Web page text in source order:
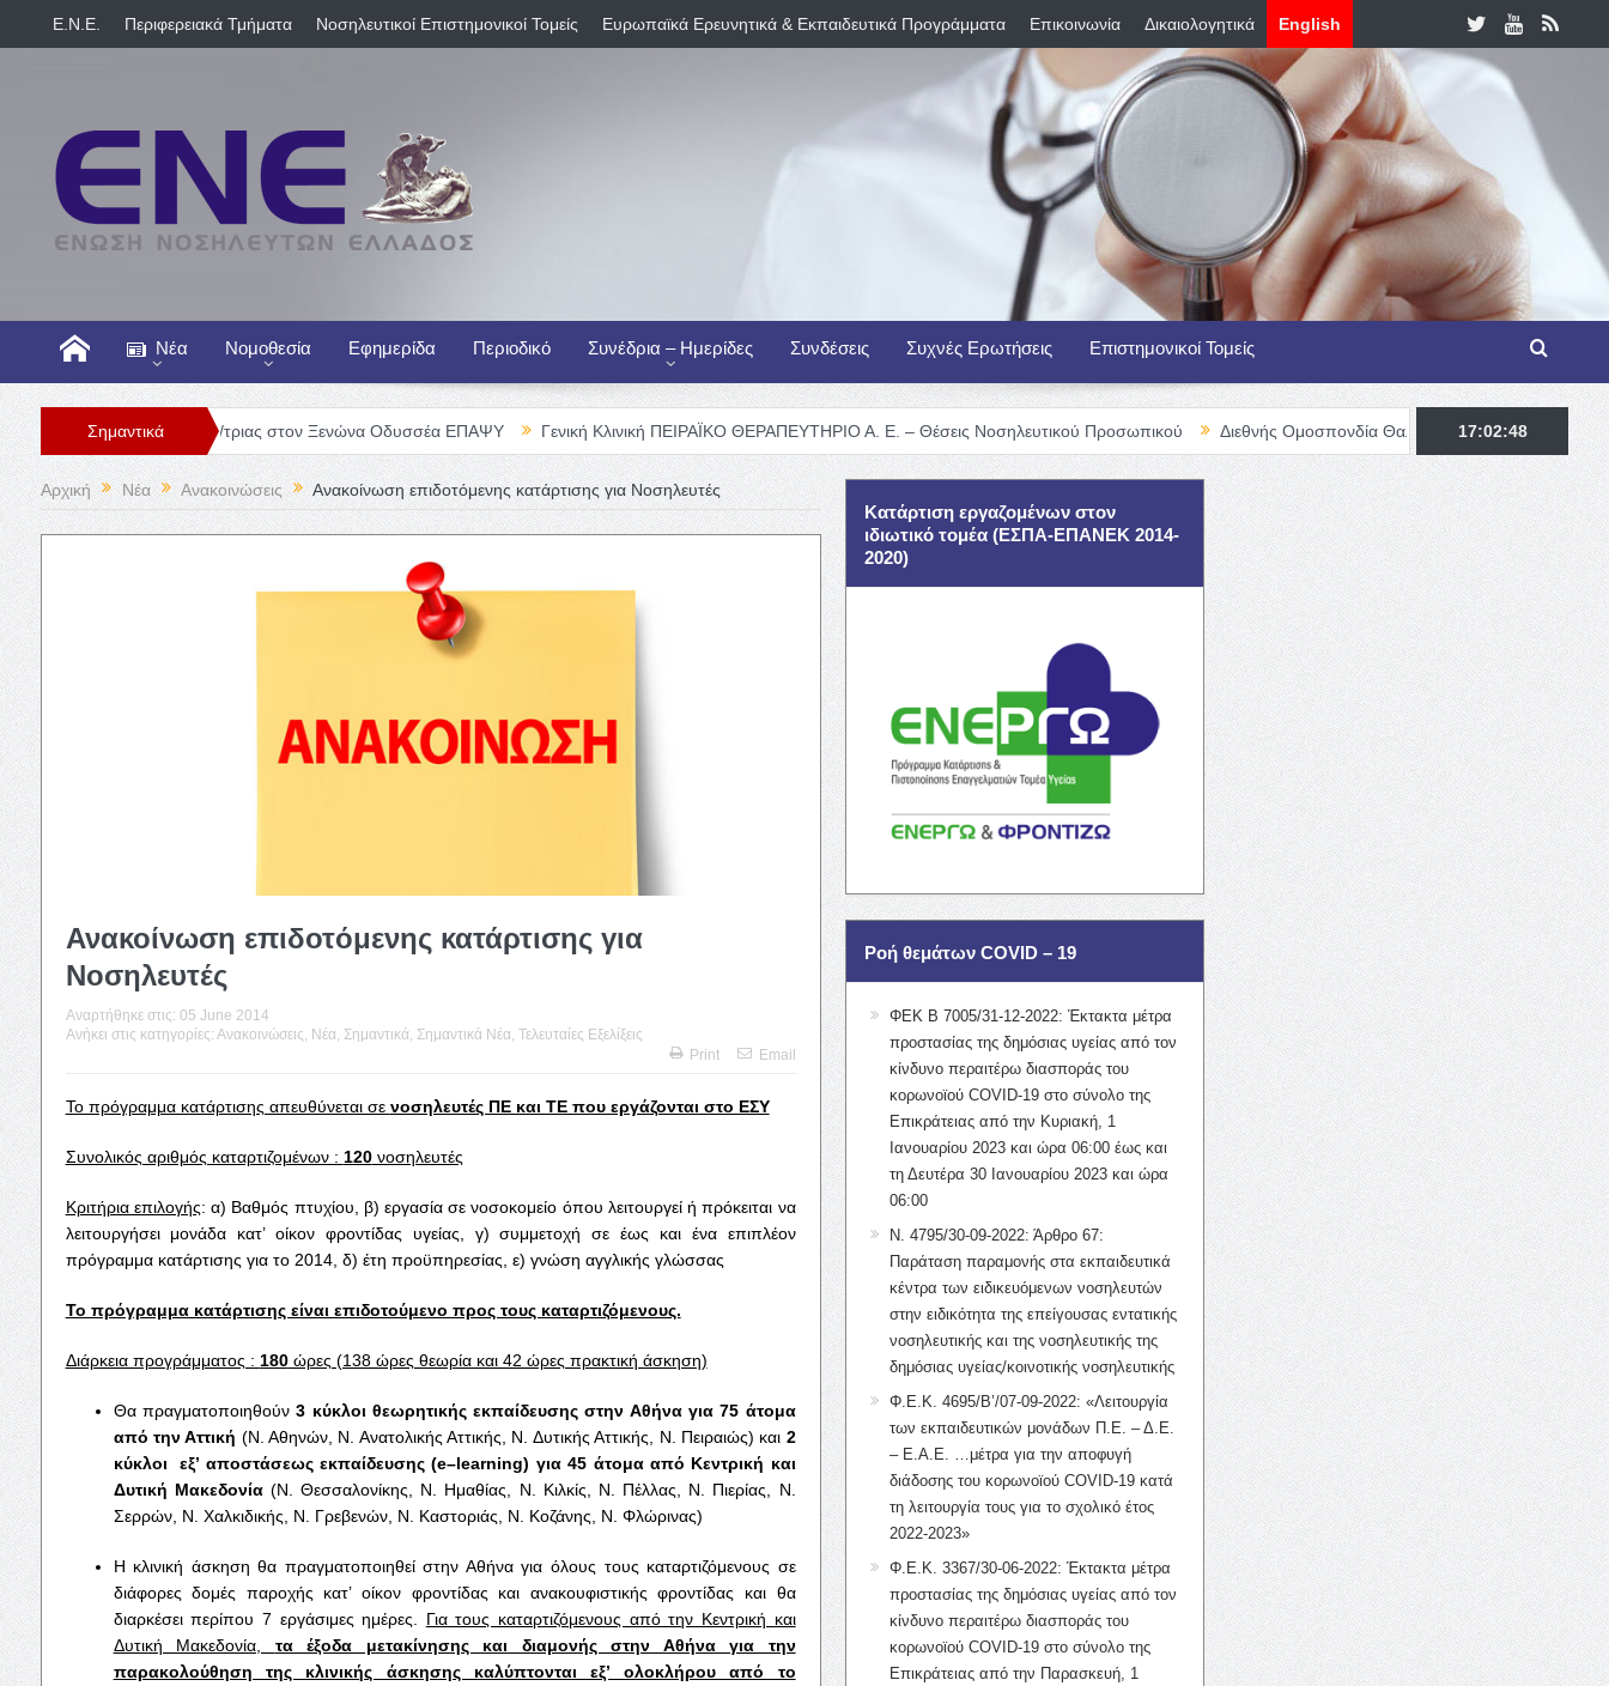
E.N.E. Περιφερειακά Τμήματα Νοσηλευτικοί Επιστημονικοί Τομείς Ευρωπαϊκά Ερευνητικά & Εκπαιδευτικά Προγράμματα Επικοινωνία Δικαιολογητικά English
Νέα Νομοθεσία Εφημερίδα Περιοδικό Συνέδρια – Ημερίδες Συνδέσεις Συχνές Ερωτήσεις Επιστημονικοί Τομείς
Σημαντικά
Νοσηλευτή/τριας στον Ξενώνα Οδυσσέα ΕΠΑΨΥ Γενική Κλινική ΠΕΙΡΑΪΚΟ ΘΕΡΑΠΕΥΤΗΡΙΟ Α. Ε. – Θέσεις Νοσηλευτικού Προσωπικού Διεθνής Ομοσπονδία Θαλασσαιμίας – TIF Fellowship
17:02:50
Αρχική Νέα Ανακοινώσεις Ανακοίνωση επιδοτόμενης κατάρτισης για Νοσηλευτές
Ανακοίνωση επιδοτόμενης κατάρτισης για
Νοσηλευτές
Αναρτήθηκε στις: 05 June 2014
Ανήκει στις κατηγορίες: Ανακοινώσεις Νέα Σημαντικά Σημαντικά Νέα Τελευταίες Εξελίξεις
Print
Email
Το πρόγραμμα κατάρτισης απευθύνεται σε νοσηλευτές ΠΕ και ΤΕ που εργάζονται στο ΕΣΥ
Συνολικός αριθμός καταρτιζομένων : 120νοσηλευτές
Κριτήρια επιλογής: α) Βαθμός πτυχίου, β) εργασία σε νοσοκομείο όπου λειτουργεί ή πρόκειται να
λειτουργήσει μονάδα κατ’ οίκον φροντίδας υγείας, γ) συμμετοχή σε έως και ένα επιπλέον
πρόγραμμα κατάρτισης για το 2014, δ) έτη προϋπηρεσίας, ε) γνώση αγγλικής γλώσσας
Το πρόγραμμα κατάρτισης είναι επιδοτούμενο προς τους καταρτιζόμενους.
Διάρκεια προγράμματος : 180ώρες (138 ώρες θεωρία και 42 ώρες πρακτική άσκηση)
Θα πραγματοποιηθούν3 κύκλοι θεωρητικής εκπαίδευσης στην Αθήνα για 75 άτομα
από την Αττική (Ν. Αθηνών, Ν. Ανατολικής Αττικής, Ν. Δυτικής Αττικής, Ν. Πειραιώς) και 2
κύκλοι εξ’ αποστάσεως εκπαίδευσης (e–learning) για 45 άτομα από Κεντρική και
Δυτική Μακεδονία(Ν. Θεσσαλονίκης, Ν. Ημαθίας, Ν. Κιλκίς, Ν. Πέλλας, Ν. Πιερίας, Ν.
Σερρών, Ν. Χαλκιδικής, Ν. Γρεβενών, Ν. Καστοριάς, Ν. Κοζάνης, Ν. Φλώρινας)
Η κλινική άσκηση θα πραγματοποιηθεί στην Αθήνα για όλους τους καταρτιζόμενους σε
διάφορες δομές παροχής κατ’ οίκον φροντίδας και ανακουφιστικής φροντίδας και θα
διαρκέσει περίπου 7 εργάσιμες ημέρες. Για τους καταρτιζόμενους από την Κεντρική και
Δυτική Μακεδονία, τα έξοδα μετακίνησης και διαμονής στην Αθήνα για την
παρακολούθηση της κλινικής άσκησης καλύπτονται εξ’ ολοκλήρου από το
Κατάρτιση εργαζομένων στον
ιδιωτικό τομέα (ΕΣΠΑ-ΕΠΑΝΕΚ 2014-
2020)
Ροή θεμάτων COVID – 19
ΦΕΚ Β 7005/31-12-2022: Έκτακτα μέτρα
προστασίας της δημόσιας υγείας από τον
κίνδυνο περαιτέρω διασποράς του
κορωνοϊού COVID-19 στο σύνολο της
Επικράτειας από την Κυριακή, 1
Ιανουαρίου 2023 και ώρα 06:00 έως και
τη Δευτέρα 30 Ιανουαρίου 2023 και ώρα
06:00
Ν. 4795/30-09-2022: Άρθρο 67:
Παράταση παραμονής στα εκπαιδευτικά
κέντρα των ειδικευόμενων νοσηλευτών
στην ειδικότητα της επείγουσας εντατικής
νοσηλευτικής και της νοσηλευτικής της
δημόσιας υγείας/κοινοτικής νοσηλευτικής
Φ.Ε.Κ. 4695/Β’/07-09-2022: «Λειτουργία
των εκπαιδευτικών μονάδων Π.Ε. – Δ.Ε.
– Ε.Α.Ε. …μέτρα για την αποφυγή
διάδοσης του κορωνοϊού COVID-19 κατά
τη λειτουργία τους για το σχολικό έτος
2022-2023»
Φ.Ε.Κ. 3367/30-06-2022: Έκτακτα μέτρα
προστασίας της δημόσιας υγείας από τον
κίνδυνο περαιτέρω διασποράς του
κορωνοϊού COVID-19 στο σύνολο της
Επικράτειας από την Παρασκευή, 1